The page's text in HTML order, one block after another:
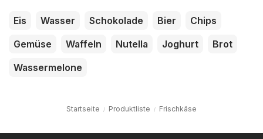
Eis Wasser Schokolade Bier
Chips
Gemüse
Waffeln Nutella Joghurt
Brot
Wassermelone
Startseite Produktliste Frischkäse